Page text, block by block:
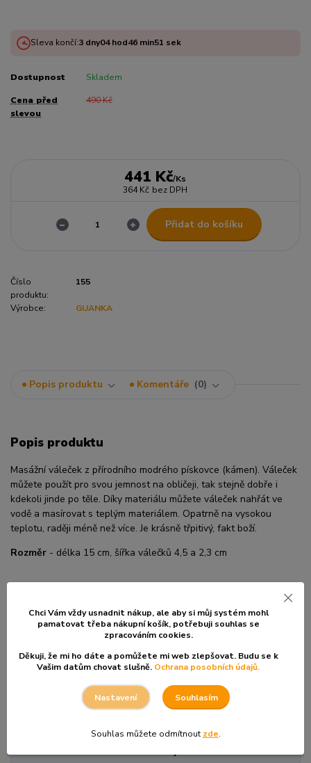
Sleva končí:3 dny04hod46min50 sek
Dostupnost Skladem
Cena před
slevou
490 Kč
441 Kč/Ks
364 Kč bez DPH
Přidat do košíku
Číslo
produktu:
155
Výrobce: GUANKA
Popis produktu Komentáře 0
Popis produktu
Masážní váleček z přírodního modrého pískovce (kámen). Váleček
můžete použít pro svou jemnost na obličeji, tak stejně dobře i
kdekoli jinde po těle. Díky materiálu můžete váleček nahřát ve
vodě a masírovat s teplým materiálem. Opatrně na vysokou
teplotu, raději méně než více. Je krásně třpitivý, fakt boží.
Rozměr - délka 15 cm, šířka válečků 4,5 a 2,3 cm
Zboží zařazeno v kategoriích
BAŇKY, JEHLY, GUA-SHA
Masážní Válečky
Chci Vám vždy usnadnit nákup, ale aby si můj systém mohl
pamatovat třeba nákupní košík, potřebuji souhlas se
zpracováním cookies.
Děkuji, že mi ho dáte a pomůžete mi web zlepšovat. Budu se k
Vašim datům chovat slušně. Ochrana posobních údajů.
Nastavení Souhlasím
Souhlas můžete odmítnout zde.